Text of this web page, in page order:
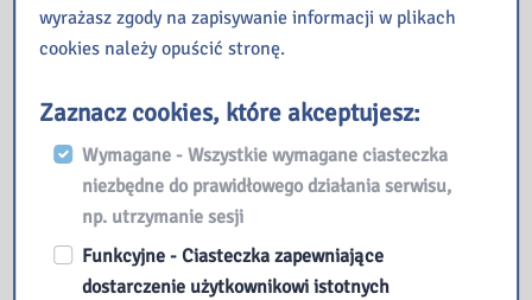
wyrażasz zgody na zapisywanie informacji w plikach
cookies należy opuścić stronę.
Zaznacz cookies, które akceptujesz:
Wymagane - Wszystkie wymagane ciasteczka
niezbędne do prawidłowego działania serwisu,
np. utrzymanie sesji
Funkcyjne - Ciasteczka zapewniające
dostarczenie użytkownikowi istotnych